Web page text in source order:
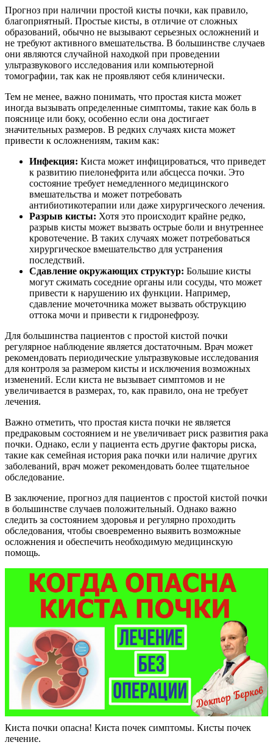
Прогноз при наличии простой кисты почки, как правило,
благоприятный. Простые кисты, в отличие от сложных
образований, обычно не вызывают серьезных осложнений и
не требуют активного вмешательства. В большинстве случаев
они являются случайной находкой при проведении
ультразвукового исследования или компьютерной
томографии, так как не проявляют себя клинически.
Тем не менее, важно понимать, что простая киста может
иногда вызывать определенные симптомы, такие как боль в
пояснице или боку, особенно если она достигает
значительных размеров. В редких случаях киста может
привести к осложнениям, таким как:
Инфекция: Киста может инфицироваться, что приведет
к развитию пиелонефрита или абсцесса почки. Это
состояние требует немедленного медицинского
вмешательства и может потребовать
антибиотикотерапии или даже хирургического лечения.
Разрыв кисты: Хотя это происходит крайне редко,
разрыв кисты может вызвать острые боли и внутреннее
кровотечение. В таких случаях может потребоваться
хирургическое вмешательство для устранения
последствий.
Сдавление окружающих структур: Большие кисты
могут сжимать соседние органы или сосуды, что может
привести к нарушению их функции. Например,
сдавление мочеточника может вызвать обструкцию
оттока мочи и привести к гидронефрозу.
Для большинства пациентов с простой кистой почки
регулярное наблюдение является достаточным. Врач может
рекомендовать периодические ультразвуковые исследования
для контроля за размером кисты и исключения возможных
изменений. Если киста не вызывает симптомов и не
увеличивается в размерах, то, как правило, она не требует
лечения.
Важно отметить, что простая киста почки не является
предраковым состоянием и не увеличивает риск развития рака
почки. Однако, если у пациента есть другие факторы риска,
такие как семейная история рака почки или наличие других
заболеваний, врач может рекомендовать более тщательное
обследование.
В заключение, прогноз для пациентов с простой кистой почки
в большинстве случаев положительный. Однако важно
следить за состоянием здоровья и регулярно проходить
обследования, чтобы своевременно выявить возможные
осложнения и обеспечить необходимую медицинскую
помощь.
Киста почки опасна! Киста почек симптомы. Кисты почек
лечение.